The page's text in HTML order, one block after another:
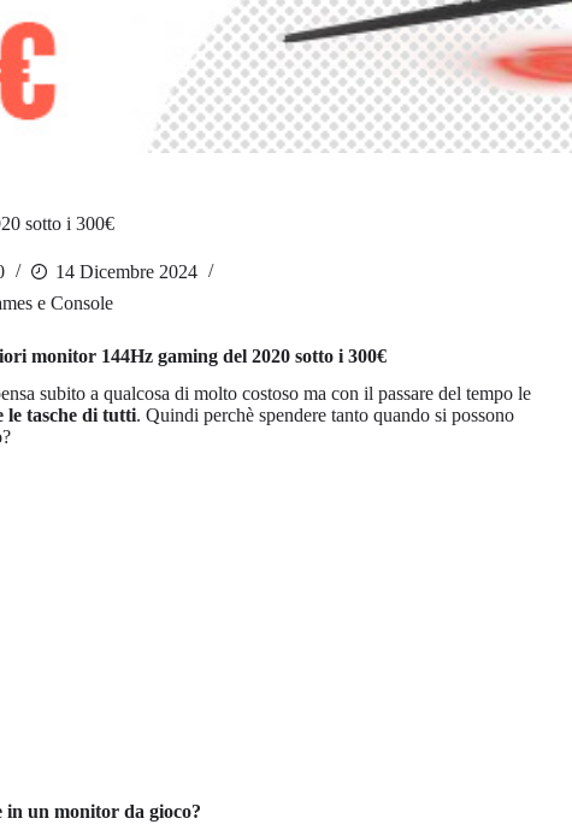
sotto i 300€
14 Dicembre 2024
e Console
monitor 144Hz gaming del 2020 sotto i 300€
subito a qualcosa di molto costoso ma con il passare del tempo le
le tasche di tutti. Quindi perchè spendere tanto quando si possono
?
in un monitor da gioco?